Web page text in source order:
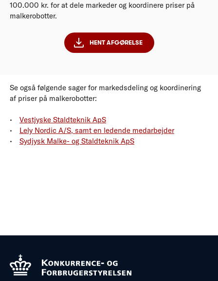
100.000 kr. for at dele markeder og koordinere priser på
malkerobotter.
HENT AFGØRELSE
Se også følgende sager for markedsdeling og koordinering
af priser på malkerobotter:
Vestjyske Staldteknik ApS
Lely Nordic A/S, samt en ledende medarbejder
Sydjysk Malke- og Staldteknik ApS